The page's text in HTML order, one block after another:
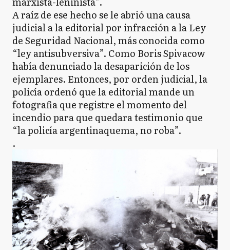
A raíz de ese hecho se le abrió una causa
judicial a la editorial por infracción a la Ley
de Seguridad Nacional, más conocida como
“ley antisubversiva”. Como Boris Spivacow
había denunciado la desaparición de los
ejemplares. Entonces, por orden judicial, la
policía ordenó que la editorial mande un
fotografia que registre el momento del
incendio para que quedara testimonio que
“la policía argentinaquema, no roba”.
.